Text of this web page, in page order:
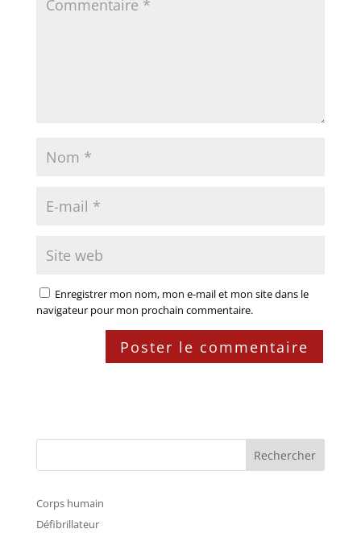
Enregistrer mon nom, mon e-mail et mon site dans le
navigateur pour mon prochain commentaire.
Rechercher
Corps humain
Défibrillateur